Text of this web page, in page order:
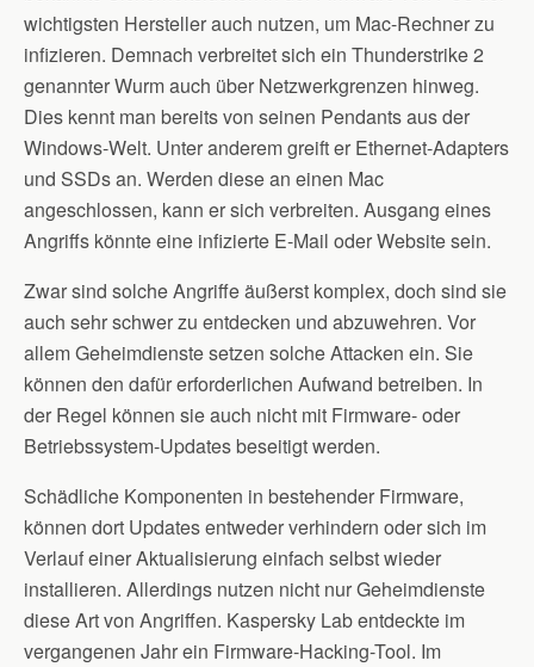
wichtigsten Hersteller auch nutzen, um Mac-Rechner zu
infizieren. Demnach verbreitet sich ein Thunderstrike 2
genannter Wurm auch über Netzwerkgrenzen hinweg.
Dies kennt man bereits von seinen Pendants aus der
Windows-Welt. Unter anderem greift er Ethernet-Adapters
und SSDs an. Werden diese an einen Mac
angeschlossen, kann er sich verbreiten. Ausgang eines
Angriffs könnte eine infizierte E-Mail oder Website sein.
Zwar sind solche Angriffe äußerst komplex, doch sind sie
auch sehr schwer zu entdecken und abzuwehren. Vor
allem Geheimdienste setzen solche Attacken ein. Sie
können den dafür erforderlichen Aufwand betreiben. In
der Regel können sie auch nicht mit Firmware- oder
Betriebssystem-Updates beseitigt werden.
Schädliche Komponenten in bestehender Firmware,
können dort Updates entweder verhindern oder sich im
Verlauf einer Aktualisierung einfach selbst wieder
installieren. Allerdings nutzen nicht nur Geheimdienste
diese Art von Angriffen. Kaspersky Lab entdeckte im
vergangenen Jahr ein Firmware-Hacking-Tool. Im